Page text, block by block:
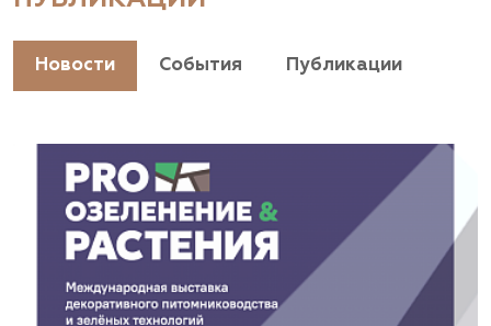
+7(928) 044-45-94
Владимирская область, Киржачский район, пос.
Знаменское
(929) 992-7100
Новости События Публикации